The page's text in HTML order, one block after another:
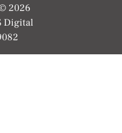
2026
Digital